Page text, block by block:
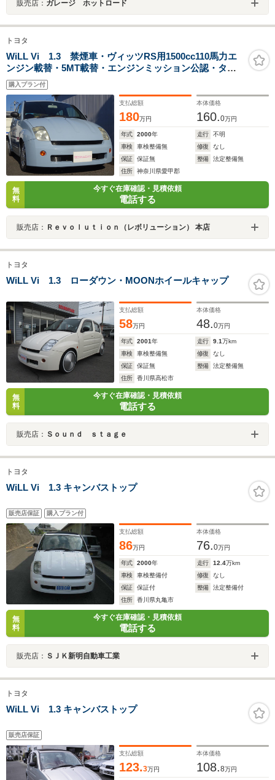
販売店： ガレージ ホットロード
トヨタ
WiLL Vi 1.3 禁煙車・ヴィッツRS用1500cc110馬力エ
ンジン載替・5MT載替・エンジンミッション公認・タイ
ミングチェーン・車高調・社外マフラー・エアコン・パ
ワステ・CD・エアバッグ・キーレス・アルミホイール
購入プラン付
支払総額
180万円
本体価格
160.0万円
年式 2000年 走行
不明
車検
車検整備無 修復
なし
保証
保証無 整備
法定整備無
住所
神奈川県愛甲郡
無
料
今すぐ在庫確認・見積依頼
電話する
販売店： Ｒｅｖｏｌｕｔｉｏｎ（レボリューション） 本店
トヨタ
WiLL Vi 1.3 ローダウン・MOONホイールキャップ
支払総額
58万円
本体価格
48.0万円
年式 2001年 走行 9.1万km
車検
車検整備無 修復
なし
保証
保証無 整備
法定整備無
住所
香川県高松市
無
料
今すぐ在庫確認・見積依頼
電話する
販売店： Ｓｏｕｎｄ ｓｔａｇｅ
トヨタ
WiLL Vi 1.3 キャンバストップ
販売店保証 購入プラン付
支払総額
86万円
本体価格
76.0万円
年式 2000年 走行 12.4万km
車検
車検整備付 修復
なし
保証
保証付 整備
法定整備付
住所
香川県丸亀市
無
料
今すぐ在庫確認・見積依頼
電話する
販売店： ＳＪＫ新明自動車工業
トヨタ
WiLL Vi 1.3 キャンバストップ
販売店保証
支払総額
123.3万円
本体価格
108.8万円